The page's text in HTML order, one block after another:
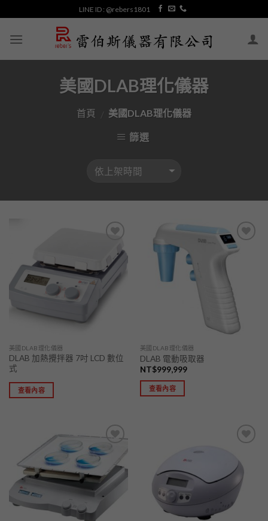
content
LINE ID : @rebers1801
美國DLAB理化儀器
首頁 美國DLAB理化儀器
篩選
加入
「願
望清
單」
美國DLAB理化儀器
DLAB 加熱攪拌器 7吋 LCD 數位
式
查看內容
美國DLAB理化儀器
DLAB 電動吸取器
NT$999,999
查看內容
「願
望清
單」
「願
望清